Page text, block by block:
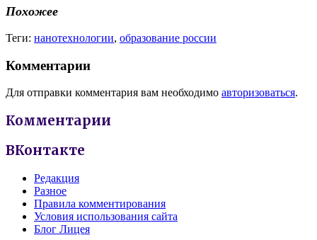
Похожее
Теги: нанотехнологии, образование россии
Комментарии
Для отправки комментария вам необходимо авторизоваться.
Комментарии
ВКонтакте
Редакция
Разное
Правила комментирования
Условия использования сайта
Блог Лицея